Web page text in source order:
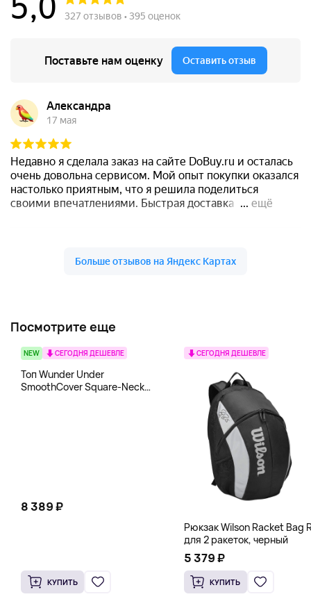
Посмотрите еще
NEW СЕГОДНЯ ДЕШЕВЛЕ
Топ Wunder Under
SmoothCover Square-Neck
8 389 ₽
КУПИТЬ
СЕГОДНЯ ДЕШЕВЛЕ
Рюкзак Wilson Racket Bag
для 2 ракеток, черный
5 379 ₽
КУПИТЬ